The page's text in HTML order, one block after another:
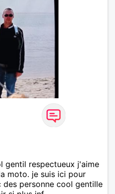
gentil respectueux j'aime
moto. je suis ici pour
personne cool gentille